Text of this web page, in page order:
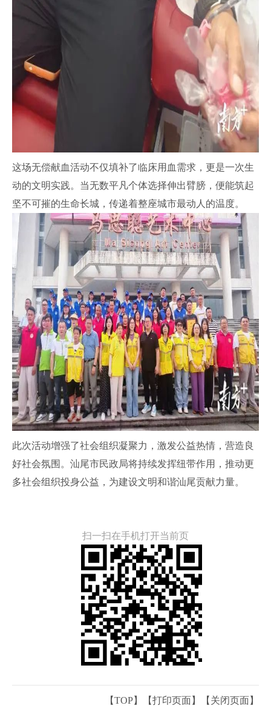
这场无偿献血活动不仅填补了临床用血需求，更是一次生
动的文明实践。当无数平凡个体选择伸出臂膀，便能筑起
坚不可摧的生命长城，传递着整座城市最动人的温度。
此次活动增强了社会组织凝聚力，激发公益热情，营造良
好社会氛围。汕尾市民政局将持续发挥纽带作用，推动更
多社会组织投身公益，为建设文明和谐汕尾贡献力量。
扫一扫在手机打开当前页
【TOP】 【打印页面】【 关闭页面】